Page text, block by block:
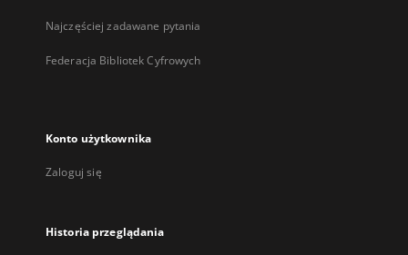
Najczęściej zadawane pytania
Federacja Bibliotek Cyfrowych
Konto użytkownika
Zaloguj się
Historia przeglądania